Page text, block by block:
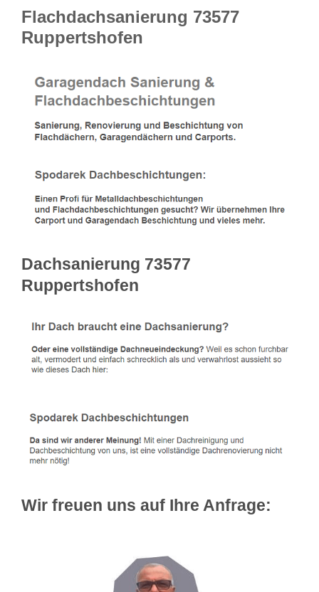
Flachdachsanierung 73577
Ruppertshofen
Dachsanierung 73577
Ruppertshofen
Wir freuen uns auf Ihre Anfrage: